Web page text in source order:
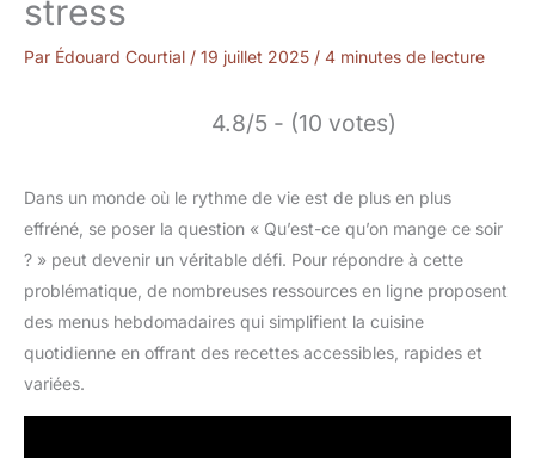
stress
Par Édouard Courtial / 19 juillet 2025 / 4 minutes de lecture
4.8/5 - (10 votes)
Dans un monde où le rythme de vie est de plus en plus
effréné, se poser la question « Qu’est-ce qu’on mange ce soir
? » peut devenir un véritable défi. Pour répondre à cette
problématique, de nombreuses ressources en ligne proposent
des menus hebdomadaires qui simplifient la cuisine
quotidienne en offrant des recettes accessibles, rapides et
variées.